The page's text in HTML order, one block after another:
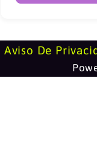
Aviso De